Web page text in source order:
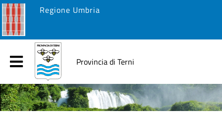
Regione Umbria
Provincia di Terni